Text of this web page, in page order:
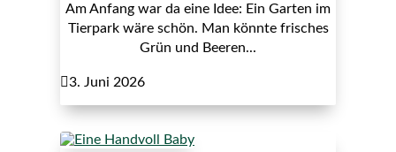
Am Anfang war da eine Idee: Ein Garten im
Tierpark wäre schön. Man könnte frisches
Grün und Beeren...
3. Juni 2026